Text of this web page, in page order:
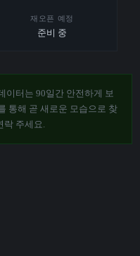
재오픈 예정
준비 중
이터는 90일간 안전하게 보
통해 곧 새로운 모습으로 찾
락 주세요.